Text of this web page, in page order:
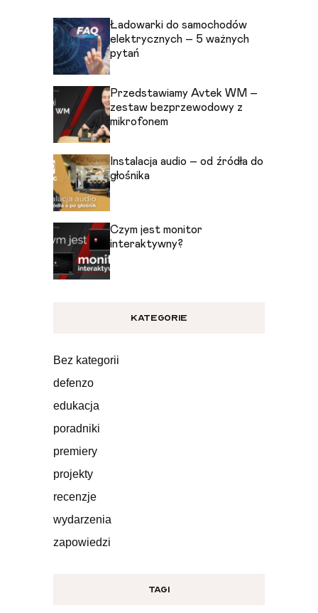
Ładowarki do samochodów
elektrycznych – 5 ważnych
pytań
Przedstawiamy Avtek WM –
zestaw bezprzewodowy z
mikrofonem
Instalacja audio – od źródła do
głośnika
Czym jest monitor
interaktywny?
KATEGORIE
Bez kategorii
defenzo
edukacja
poradniki
premiery
projekty
recenzje
wydarzenia
zapowiedzi
TAGI